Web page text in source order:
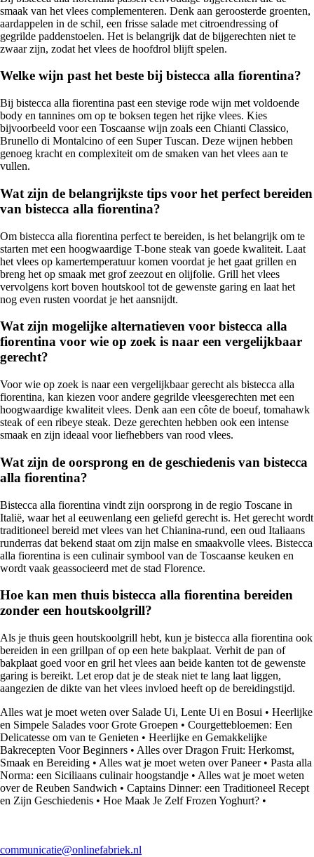
smaak van het vlees complementeren. Denk aan geroosterde groenten,
aardappelen in de schil, een frisse salade met citroendressing of
gegrilde paddenstoelen. Het is belangrijk dat de bijgerechten niet te
zwaar zijn, zodat het vlees de hoofdrol blijft spelen.
Welke wijn past het beste bij bistecca alla fiorentina?
Bij bistecca alla fiorentina past een stevige rode wijn met voldoende
body en tannines om op te boksen tegen het rijke vlees. Kies
bijvoorbeeld voor een Toscaanse wijn zoals een Chianti Classico,
Brunello di Montalcino of een Super Tuscan. Deze wijnen hebben
genoeg kracht en complexiteit om de smaken van het vlees aan te
vullen.
Wat zijn de belangrijkste tips voor het perfect bereiden
van bistecca alla fiorentina?
Om bistecca alla fiorentina perfect te bereiden, is het belangrijk om te
starten met een hoogwaardige T-bone steak van goede kwaliteit. Laat
het vlees op kamertemperatuur komen voordat je het gaat grillen en
breng het op smaak met grof zeezout en olijfolie. Grill het vlees
vervolgens kort boven houtskool tot de gewenste garing en laat het
nog even rusten voordat je het aansnijdt.
Wat zijn mogelijke alternatieven voor bistecca alla
fiorentina voor wie op zoek is naar een vergelijkbaar
gerecht?
Voor wie op zoek is naar een vergelijkbaar gerecht als bistecca alla
fiorentina, kan kiezen voor andere gegrilde vleesgerechten met een
hoogwaardige kwaliteit vlees. Denk aan een côte de boeuf, tomahawk
steak of een ribeye steak. Deze gerechten hebben ook een intense
smaak en zijn ideaal voor liefhebbers van rood vlees.
Wat zijn de oorsprong en de geschiedenis van bistecca
alla fiorentina?
Bistecca alla fiorentina vindt zijn oorsprong in de regio Toscane in
Italië, waar het al eeuwenlang een geliefd gerecht is. Het gerecht wordt
traditioneel bereid met vlees van het Chianina-rund, een oud Italiaans
runderras dat bekend staat om zijn malse en smaakvolle vlees. Bistecca
alla fiorentina is een culinair symbool van de Toscaanse keuken en
wordt vaak geassocieerd met de stad Florence.
Hoe kan men thuis bistecca alla fiorentina bereiden
zonder een houtskoolgrill?
Als je thuis geen houtskoolgrill hebt, kun je bistecca alla fiorentina ook
bereiden in een grillpan of op een hete bakplaat. Verhit de pan of
bakplaat goed voor en gril het vlees aan beide kanten tot de gewenste
garing is bereikt. Let erop dat je de steak niet te lang laat liggen,
aangezien de dikte van het vlees invloed heeft op de bereidingstijd.
Alles wat je moet weten over Salade Ui, Lente Ui en Bosui • Heerlijke
en Simpele Salades voor Grote Groepen • Courgettebloemen: Een
Delicatesse om van te Genieten • Heerlijke en Gemakkelijke
Bakrecepten Voor Beginners • Alles over Dragon Fruit: Herkomst,
Smaak en Bereiding • Alles wat je moet weten over Paneer• Pasta alla
Norma: een Siciliaans culinair hoogstandje • Alles wat je moet weten
over de Reuben Sandwich • Captains Dinner: een Traditioneel Recept
en Zijn Geschiedenis • Hoe Maak Je Zelf Frozen Yoghurt? •
communicatie@onlinefabriek.nl